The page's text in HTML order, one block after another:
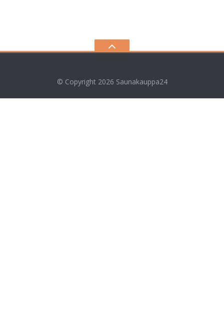
© Copyright 2026 Saunakauppa24